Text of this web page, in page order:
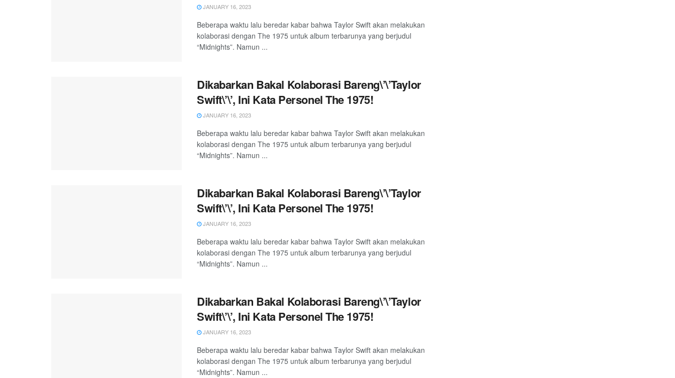
JANUARY 16, 2023
Beberapa waktu lalu beredar kabar bahwa Taylor Swift akan melakukan
kolaborasi dengan The 1975 untuk album terbarunya yang berjudul
“Midnights”. Namun ...
Dikabarkan Bakal Kolaborasi Bareng\’\’Taylor
Swift\’\’, Ini Kata Personel The 1975!
JANUARY 16, 2023
Beberapa waktu lalu beredar kabar bahwa Taylor Swift akan melakukan
kolaborasi dengan The 1975 untuk album terbarunya yang berjudul
“Midnights”. Namun ...
Dikabarkan Bakal Kolaborasi Bareng\’\’Taylor
Swift\’\’, Ini Kata Personel The 1975!
JANUARY 16, 2023
Beberapa waktu lalu beredar kabar bahwa Taylor Swift akan melakukan
kolaborasi dengan The 1975 untuk album terbarunya yang berjudul
“Midnights”. Namun ...
Dikabarkan Bakal Kolaborasi Bareng\’\’Taylor
Swift\’\’, Ini Kata Personel The 1975!
JANUARY 16, 2023
Beberapa waktu lalu beredar kabar bahwa Taylor Swift akan melakukan
kolaborasi dengan The 1975 untuk album terbarunya yang berjudul
“Midnights”. Namun ...